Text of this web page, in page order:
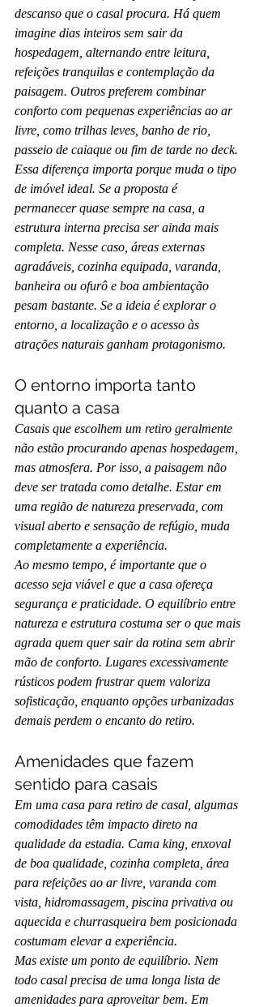
descanso que o casal procura. Há quem
imagine dias inteiros sem sair da
hospedagem, alternando entre leitura,
refeições tranquilas e contemplação da
paisagem. Outros preferem combinar
conforto com pequenas experiências ao ar
livre, como trilhas leves, banho de rio,
passeio de caiaque ou fim de tarde no deck.
Essa diferença importa porque muda o tipo
de imóvel ideal. Se a proposta é
permanecer quase sempre na casa, a
estrutura interna precisa ser ainda mais
completa. Nesse caso, áreas externas
agradáveis, cozinha equipada, varanda,
banheira ou ofurô e boa ambientação
pesam bastante. Se a ideia é explorar o
entorno, a localização e o acesso às
atrações naturais ganham protagonismo.
O entorno importa tanto
quanto a casa
Casais que escolhem um retiro geralmente
não estão procurando apenas hospedagem,
mas atmosfera. Por isso, a paisagem não
deve ser tratada como detalhe. Estar em
uma região de natureza preservada, com
visual aberto e sensação de refúgio, muda
completamente a experiência.
Ao mesmo tempo, é importante que o
acesso seja viável e que a casa ofereça
segurança e praticidade. O equilíbrio entre
natureza e estrutura costuma ser o que mais
agrada quem quer sair da rotina sem abrir
mão de conforto. Lugares excessivamente
rústicos podem frustrar quem valoriza
sofisticação, enquanto opções urbanizadas
demais perdem o encanto do retiro.
Amenidades que fazem
sentido para casais
Em uma casa para retiro de casal, algumas
comodidades têm impacto direto na
qualidade da estadia. Cama king, enxoval
de boa qualidade, cozinha completa, área
para refeições ao ar livre, varanda com
vista, hidromassagem, piscina privativa ou
aquecida e churrasqueira bem posicionada
costumam elevar a experiência.
Mas existe um ponto de equilíbrio. Nem
todo casal precisa de uma longa lista de
amenidades para aproveitar bem. Em